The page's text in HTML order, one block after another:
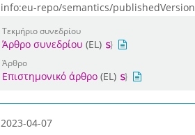
info:eu-repo/semantics/publishedVersion
Τεκμήριο συνεδρίου
Άρθρο συνεδρίου (EL)
Άρθρο
Επιστημονικό άρθρο(EL)
2023-04-07